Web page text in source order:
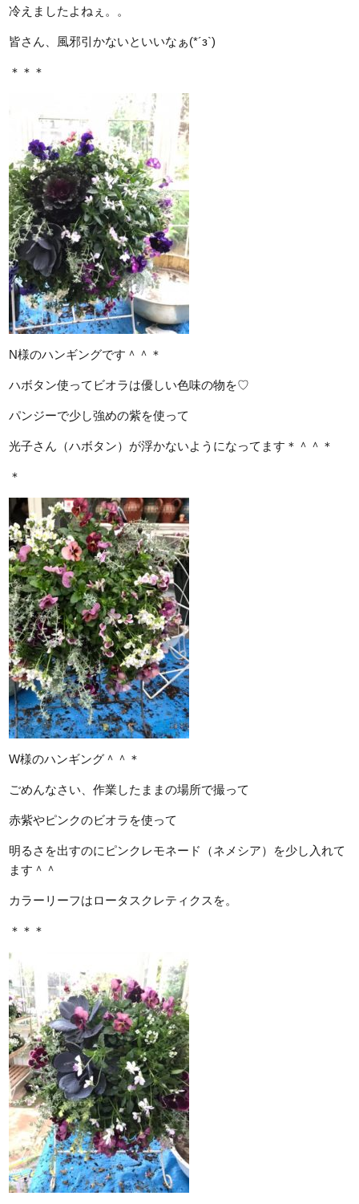
冷えましたよねぇ。。
皆さん、風邪引かないといいなぁ(*´з`)
＊＊＊
N様のハンギングです＾＾＊
ハボタン使ってビオラは優しい色味の物を♡
パンジーで少し強めの紫を使って
光子さん（ハボタン）が浮かないようになってます＊＾＾＊
＊
W様のハンギング＾＾＊
ごめんなさい、作業したままの場所で撮って
赤紫やピンクのビオラを使って
明るさを出すのにピンクレモネード（ネメシア）を少し入れて
ます＾＾
カラーリーフはロータスクレティクスを。
＊＊＊